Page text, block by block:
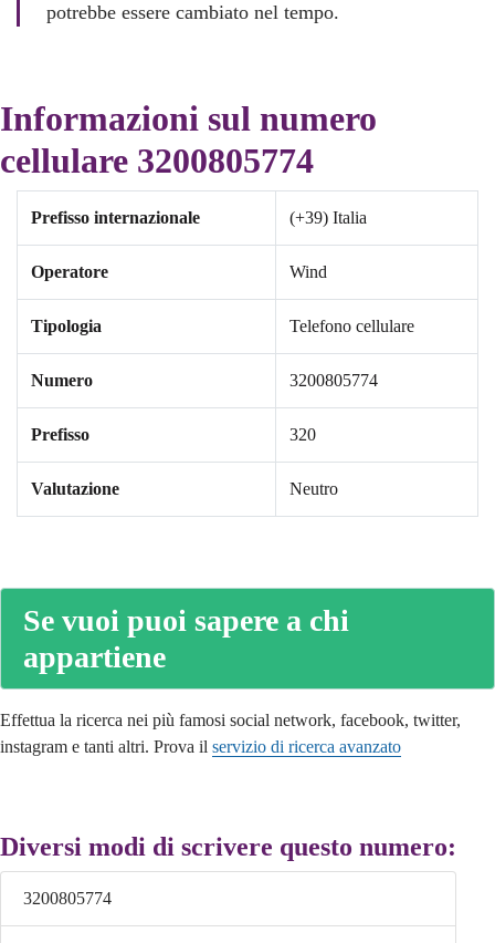
potrebbe essere cambiato nel tempo.
Informazioni sul numero
cellulare 3200805774
Prefisso internazionale (+39) Italia
Operatore Wind
Tipologia Telefono cellulare
Numero 3200805774
Prefisso 320
Valutazione Neutro
Se vuoi puoi sapere a chi
appartiene
Effettua la ricerca nei più famosi social network, facebook, twitter,
instagram e tanti altri. Prova il servizio di ricerca avanzato
Diversi modi di scrivere questo numero:
3200805774